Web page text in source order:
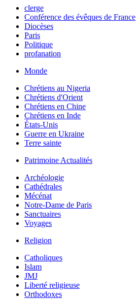
clerge
Conférence des évêques de France
Diocèses
Paris
Politique
profanation
Monde
Chrétiens au Nigeria
Chrétiens d'Orient
Chrétiens en Chine
Chrétiens en Inde
États-Unis
Guerre en Ukraine
Terre sainte
Patrimoine Actualités
Archéologie
Cathédrales
Mécénat
Notre-Dame de Paris
Sanctuaires
Voyages
Religion
Catholiques
Islam
JMJ
Liberté religieuse
Orthodoxes